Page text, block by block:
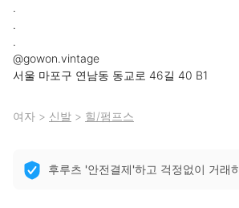
.
.
.
@gowon.vintage
서울 마포구 연남동 동교로 46길 40 B1
여자 > 신발 > 힐/펌프스
후루츠 '안전결제'하고 걱정없이 거래